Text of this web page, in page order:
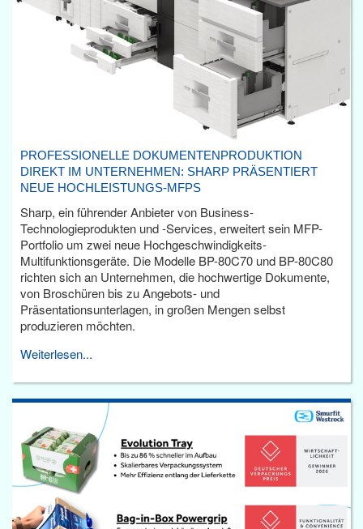
PROFESSIONELLE DOKUMENTENPRODUKTION
DIREKT IM UNTERNEHMEN: SHARP PRÄSENTIERT
NEUE HOCHLEISTUNGS-MFPS
Sharp, ein führender Anbieter von Business-
Technologieprodukten und -Services, erweitert sein MFP-
Portfolio um zwei neue Hochgeschwindigkeits-
Multifunktionsgeräte. Die Modelle BP-80C70 und BP-80C80
richten sich an Unternehmen, die hochwertige Dokumente,
von Broschüren bis zu Angebots- und
Präsentationsunterlagen, in großen Mengen selbst
produzieren möchten.
Weiterlesen...